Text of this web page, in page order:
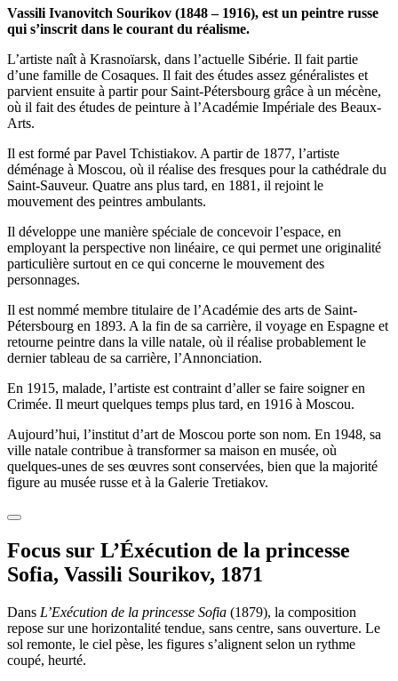
Vassili Ivanovitch Sourikov (1848 – 1916), est un peintre russe
qui s’inscrit dans le courant du réalisme.
L’artiste naît à Krasnoïarsk, dans l’actuelle Sibérie. Il fait partie
d’une famille de Cosaques. Il fait des études assez généralistes et
parvient ensuite à partir pour Saint-Pétersbourg grâce à un mécène,
où il fait des études de peinture à l’Académie Impériale des Beaux-
Arts.
Il est formé par Pavel Tchistiakov. A partir de 1877, l’artiste
déménage à Moscou, où il réalise des fresques pour la cathédrale du
Saint-Sauveur. Quatre ans plus tard, en 1881, il rejoint le
mouvement des peintres ambulants.
Il développe une manière spéciale de concevoir l’espace, en
employant la perspective non linéaire, ce qui permet une originalité
particulière surtout en ce qui concerne le mouvement des
personnages.
Il est nommé membre titulaire de l’Académie des arts de Saint-
Pétersbourg en 1893. A la fin de sa carrière, il voyage en Espagne et
retourne peintre dans la ville natale, où il réalise probablement le
dernier tableau de sa carrière, l’Annonciation.
En 1915, malade, l’artiste est contraint d’aller se faire soigner en
Crimée. Il meurt quelques temps plus tard, en 1916 à Moscou.
Aujourd’hui, l’institut d’art de Moscou porte son nom. En 1948, sa
ville natale contribue à transformer sa maison en musée, où
quelques-unes de ses œuvres sont conservées, bien que la majorité
figure au musée russe et à la Galerie Tretiakov.
Focus sur L’Éxécution de la princesse
Sofia, Vassili Sourikov, 1871
Dans L’Exécution de la princesse Sofia (1879), la composition
repose sur une horizontalité tendue, sans centre, sans ouverture. Le
sol remonte, le ciel pèse, les figures s’alignent selon un rythme
coupé, heurté.